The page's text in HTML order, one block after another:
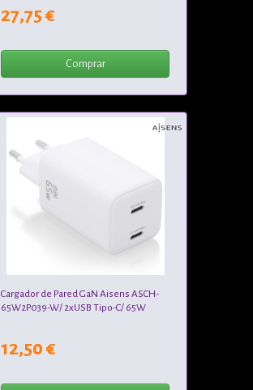
27,75 €
Comprar
Cargador de Pared GaN Aisens ASCH-
65W2P039-W/ 2xUSB Tipo-C/ 65W
12,50 €